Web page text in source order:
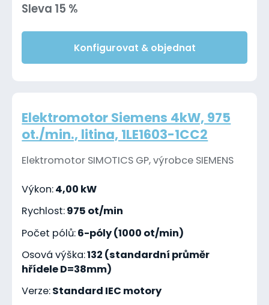
Sleva 15 %
Konfigurovat & objednat
Elektromotor Siemens 4kW, 975
ot./min., litina, 1LE1603-1CC2
Elektromotor SIMOTICS GP, výrobce SIEMENS
Výkon:4,00 kW
Rychlost:975 ot/min
Počet pólů:6-póly (1000 ot/min)
Osová výška:132 (standardní průměr
hřídele D=38mm)
Verze:Standard IEC motory